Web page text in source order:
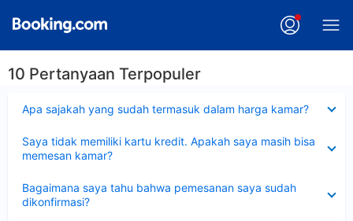
10 Pertanyaan Terpopuler
Apa sajakah yang sudah termasuk dalam harga kamar?
Saya tidak memiliki kartu kredit. Apakah saya masih bisa
memesan kamar?
Bagaimana saya tahu bahwa pemesanan saya sudah
dikonfirmasi?